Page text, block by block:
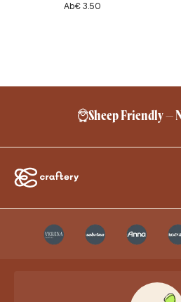
Ab€3.50
Sheep Friendly –